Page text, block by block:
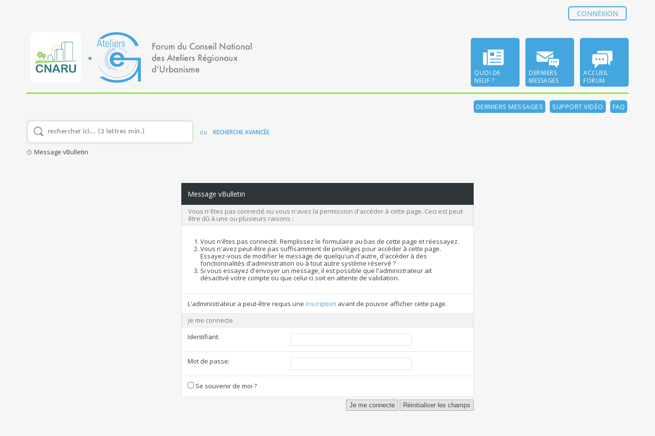
CONNEXION
QUOI DE
NEUF ?
DERNIERS
MESSAGES
ACCUEIL
FORUM
DERNIERS MESSAGES SUPPORT VIDÉO FAQ
ou RECHERCHE AVANCÉE
Message vBulletin
Message vBulletin
Vous n'êtes pas connecté ou vous n'avez la permission d'accéder à cette page. Ceci est peut-
être dû à une ou plusieurs raisons :
Vous n'êtes pas connecté. Remplissez le formulaire au bas de cette page et réessayez.
Vous n'avez peut-être pas suffisamment de privilèges pour accéder à cette page.
Essayez-vous de modifier le message de quelqu'un d'autre, d'accéder à des
fonctionnalités d'administration ou à tout autre système réservé ?
Si vous essayez d'envoyer un message, il est possible que l'administrateur ait
désactivé votre compte ou que celui-ci soit en attente de validation.
L'administrateur a peut-être requis une inscription avant de pouvoir afficher cette page.
Je me connecte
Identifiant:
Mot de passe:
Se souvenir de moi ?